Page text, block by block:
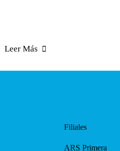
Leer Más
Filiales
ARS Primera